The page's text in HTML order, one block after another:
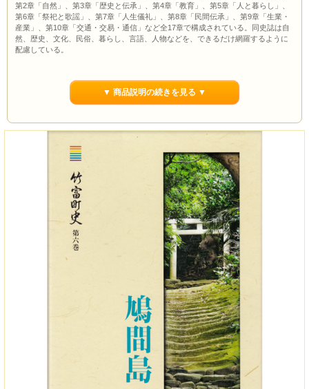
第2章「自然」、第3章「歴史と伝承」、第4章「教育」、第5章「人と暮らし」、
第6章「祭祀と歌謡」、第7章「人生儀礼」、第8章「民間伝承」、第9章「生業・
産業」、第10章「交通・交易・通信」など全17章で構成されている。同史誌は自
然、歴史、文化、民俗、暮らし、言語、人物などを、できるだけ網羅するように
配慮している。
710P
▼ 商品説明の続きを見る ▼